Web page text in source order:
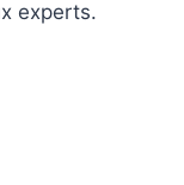
experts.